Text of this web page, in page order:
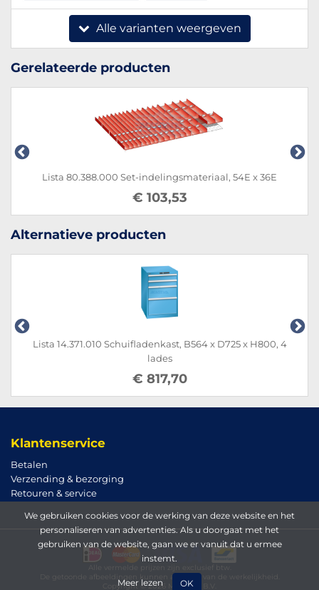
Alle varianten weergeven
Gerelateerde producten
54E x 36E Lista 80.450.000 Set-
Alternatieve producten
B564 x D725 x H800, 4
Lista 14.407.010
Klantenservice
Betalen
Verzending & bezorging
Retouren & service
Alle vermelde prijzen zijn exclusief btw.
De getoonde afbeeldingen kunnen afwijken van de werkelijkheid.
Copyright © 2026 Magema B.V.
We gebruiken cookies voor de werking van deze website en het
personaliseren van advertenties. Als u doorgaat met het
gebruiken van de website, gaan we er vanuit dat u ermee
instemt.
Meer lezen OK